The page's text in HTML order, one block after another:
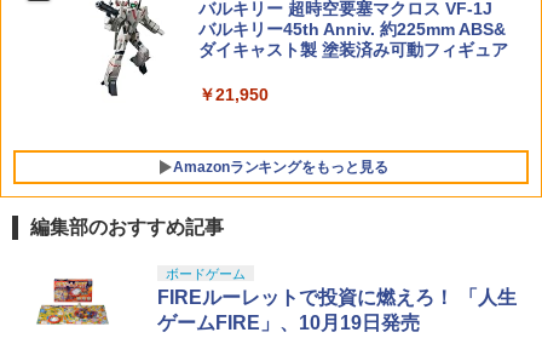
￥440
バルキリー 超時空要塞マクロス VF-1J
バルキリー45th Anniv. 約225mm ABS&
ダイキャスト製 塗装済み可動フィギュア
￥21,950
Amazonランキングをもっと見る
BANDAI SPIRITS(バンダイ スピリッツ)
30MS SIS-J00 メルンジャ[カラーA] 色
分け済みプラモデル
東京マルイ(TOKYO MARUI) No.25 コル
ト ガバメント HG 18歳以上エアーHOP
ハンドガン
GSIクレオス Mr.トップコート 水性プレ
ミアムトップコートスプレー 光沢 88ml
ホビー用仕上材 B601
編集部のおすすめ記事
ボードゲーム
FIREルーレットで投資に燃えろ！ 「人生
ゲームFIRE」、10月19日発売